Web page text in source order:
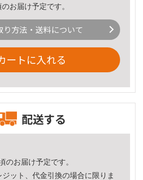
お届け予定です。
り方法・送料について
ートに入れる
配送する
のお届け予定です。
ット、代金引換の場合に限りま